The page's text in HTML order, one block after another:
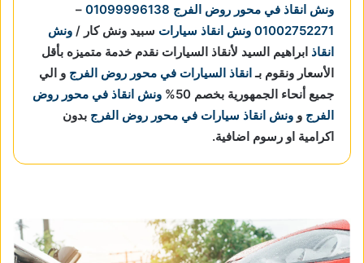
ونش انقاذ في محور روض الفرج 01099996138
–
01002752271 ونش انقاذ سيارات سبيد ونش كار / ونش
انقاذ ابراهيم السيد لأنقاذ السيارات نقدم خدمة متميزه بأقل
الأسعار ونقوم بـانقاذ السيارات في محور روض الفرج و الي
جميع أنحاء الجمهورية بخصم 50%
ونش انقاذ في محور روض
الفرج و ونش انقاذ سيارات في محور روض الفرج بدون
اكرامية او رسوم اضافية.